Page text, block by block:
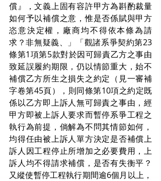
償』，文義上固有容許甲方為斟酌裁量
如何予以補償之意，惟是否係賦與甲方
恣意決定權，廠商均不得依本條為請
求？非無疑義、」「觀諸系爭契約第23
條第1項第5款對於因可歸責乙方之事由
致延誤履約期限，仍以情節重大，始不
補償乙方所生之損失之約定（見一審補
字卷第45頁），則同條第10項之約定既
係以乙方即上訴人無可歸責之事由，經
甲方即被上訴人要求而暫停系爭工程之
執行為前提，倘解為不問其情節如何，
均得任由被上訴人單方決定是否補償上
訴人因工程停止所增加之必要費用，上
訴人均不得請求補償，是否有失衡平？
又縱使暫停工程執行期間逾6個月以上，